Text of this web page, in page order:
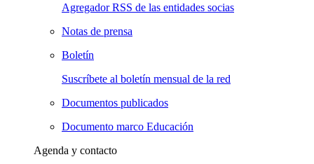
Agregador RSS de las entidades socias
Notas de prensa
Boletín
Suscríbete al boletín mensual de la red
Documentos publicados
Documento marco Educación
Agenda y contacto